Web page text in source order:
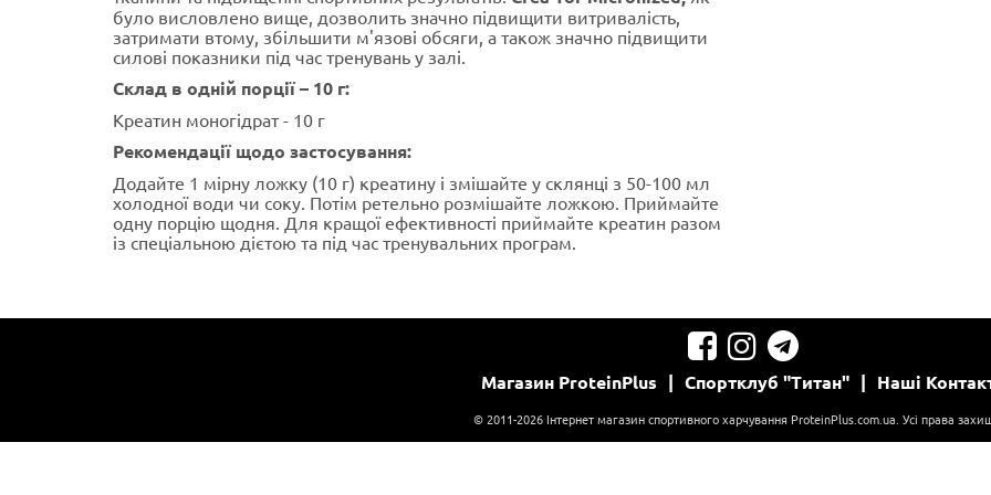
було висловлено вище, дозволить значно підвищити витривалість,
затримати втому, збільшити м'язові обсяги, а також значно підвищити
силові показники під час тренувань у залі.
Склад в одній порції – 10 г:
Креатин моногідрат - 10 г
Рекомендації щодо застосування:
Додайте 1 мірну ложку (10 г) креатину і змішайте у склянці з 50-100 мл
холодної води чи соку. Потім ретельно розмішайте ложкою. Приймайте
одну порцію щодня. Для кращої ефективності приймайте креатин разом
із спеціальною дієтою та під час тренувальних програм.
МагазинProteinPlus | Спортклуб "Титан" | Наші
© 2011-2026 Інтернет магазин спортивного харчування ProteinPlus.com.ua. Усі права